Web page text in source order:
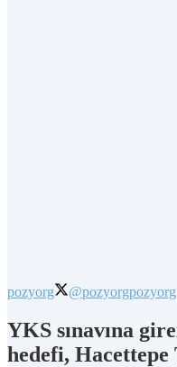
pozyorg @pozyorgpozyorg
YKS sınavına
hedefi, Hacettepe